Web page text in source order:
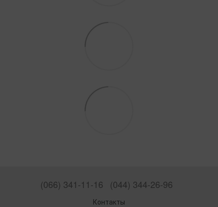
(066) 341-11-16 (044) 344-26-96
Контакты